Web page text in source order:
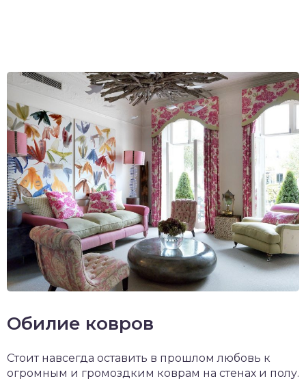
Обилие ковров
Стоит навсегда оставить в прошлом любовь к
огромным и громоздким коврам на стенах и полу.